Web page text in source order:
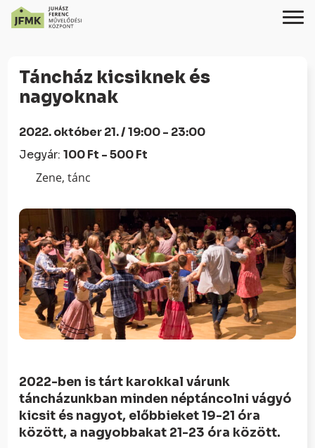
Content
navigációhoz
Táncház kicsiknek és
nagyoknak
2022. október 21. / 19:00 - 23:00
Jegyár:100 Ft - 500 Ft
Zene, tánc
2022-ben is tárt karokkal várunk
táncházunkban minden néptáncolni vágyó
kicsit és nagyot, előbbieket 19-21 óra
között, a nagyobbakat 21-23 óra között.